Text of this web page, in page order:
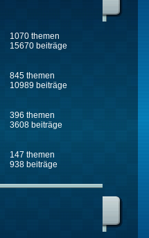
1070 themen
15670 beiträge
845 themen
10989 beiträge
396 themen
3608 beiträge
147 themen
938 beiträge